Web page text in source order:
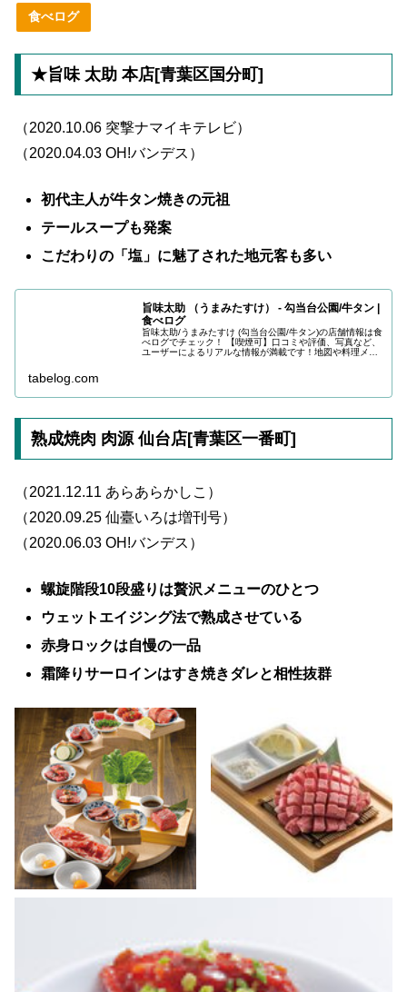
食べログ
★旨味 太助 本店[青葉区国分町]
（2020.10.06 突撃ナマイキテレビ）
（2020.04.03 OH!バンデス）
初代主人が牛タン焼きの元祖
テールスープも発案
こだわりの「塩」に魅了された地元客も多い
旨味太助 （うまみたすけ） - 勾当台公園/牛タン |
食べログ
旨味太助/うまみたすけ (勾当台公園/牛タン)の店舗情報は食
べログでチェック！ 【喫煙可】口コミや評価、写真など、
ユーザーによるリアルな情報が満載です！地図や料理メニ
tabelog.com
熟成焼肉 肉源 仙台店[青葉区一番町]
（2021.12.11 あらあらかしこ）
（2020.09.25 仙臺いろは増刊号）
（2020.06.03 OH!バンデス）
螺旋階段10段盛りは贅沢メニューのひとつ
ウェットエイジング法で熟成させている
赤身ロックは自慢の一品
霜降りサーロインはすき焼きダレと相性抜群